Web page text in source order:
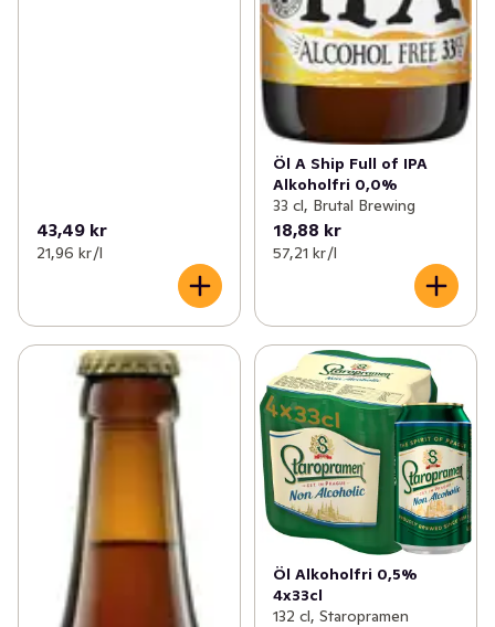
43,49 kr
21,96 kr /l
Öl A Ship Full of IPA
Alkoholfri 0,0%
33 cl, Brutal Brewing
18,88 kr
57,21 kr /l
Öl Alkoholfri 0,5%
4x33cl
132 cl, Staropramen